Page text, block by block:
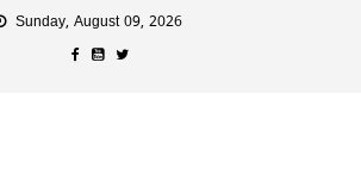
Sunday, August 09, 2026